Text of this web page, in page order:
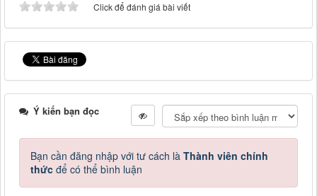
Click để đánh giá bài viết
Ý kiến bạn đọc
Bạn cần đăng nhập với tư cách là Thành viên chính
thức để có thể bình luận